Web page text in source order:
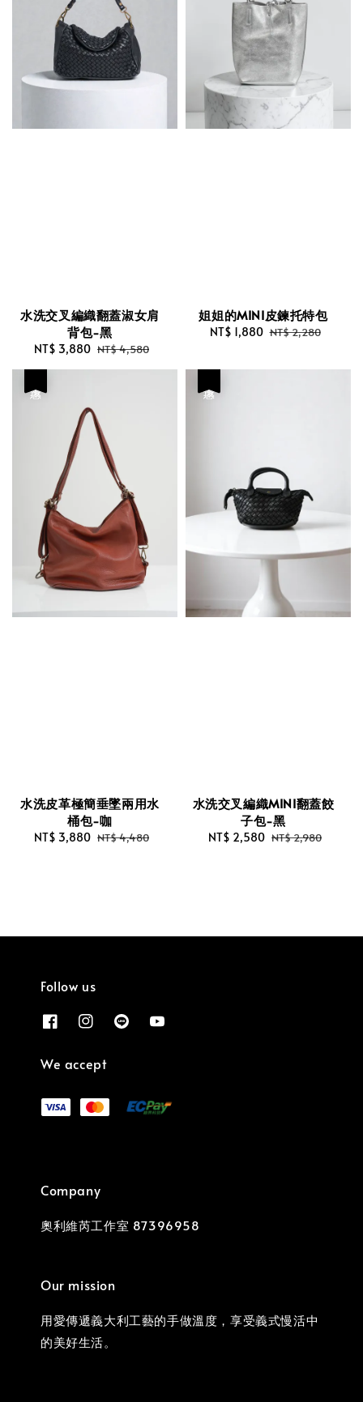
水洗交叉編織翻蓋淑女肩
背包-黑
Sale
NT$ 3,880 Regular
NT$ 4,580
姐姐的MINI皮鍊托特包
Sale
NT$ 1,880 Regular
NT$ 2,280
水洗皮革極簡垂墜兩用水
桶包-咖
Sale
NT$ 3,880 Regular
NT$ 4,480
水洗交叉編織MINI翻蓋餃
子包-黑
Sale
NT$ 2,580 Regular
NT$ 2,980
Follow us
We accept
Company
奧利維芮工作室 87396958
Our mission
用愛傳遞義大利工藝的手做溫度，享受義式慢活中
的美好生活。